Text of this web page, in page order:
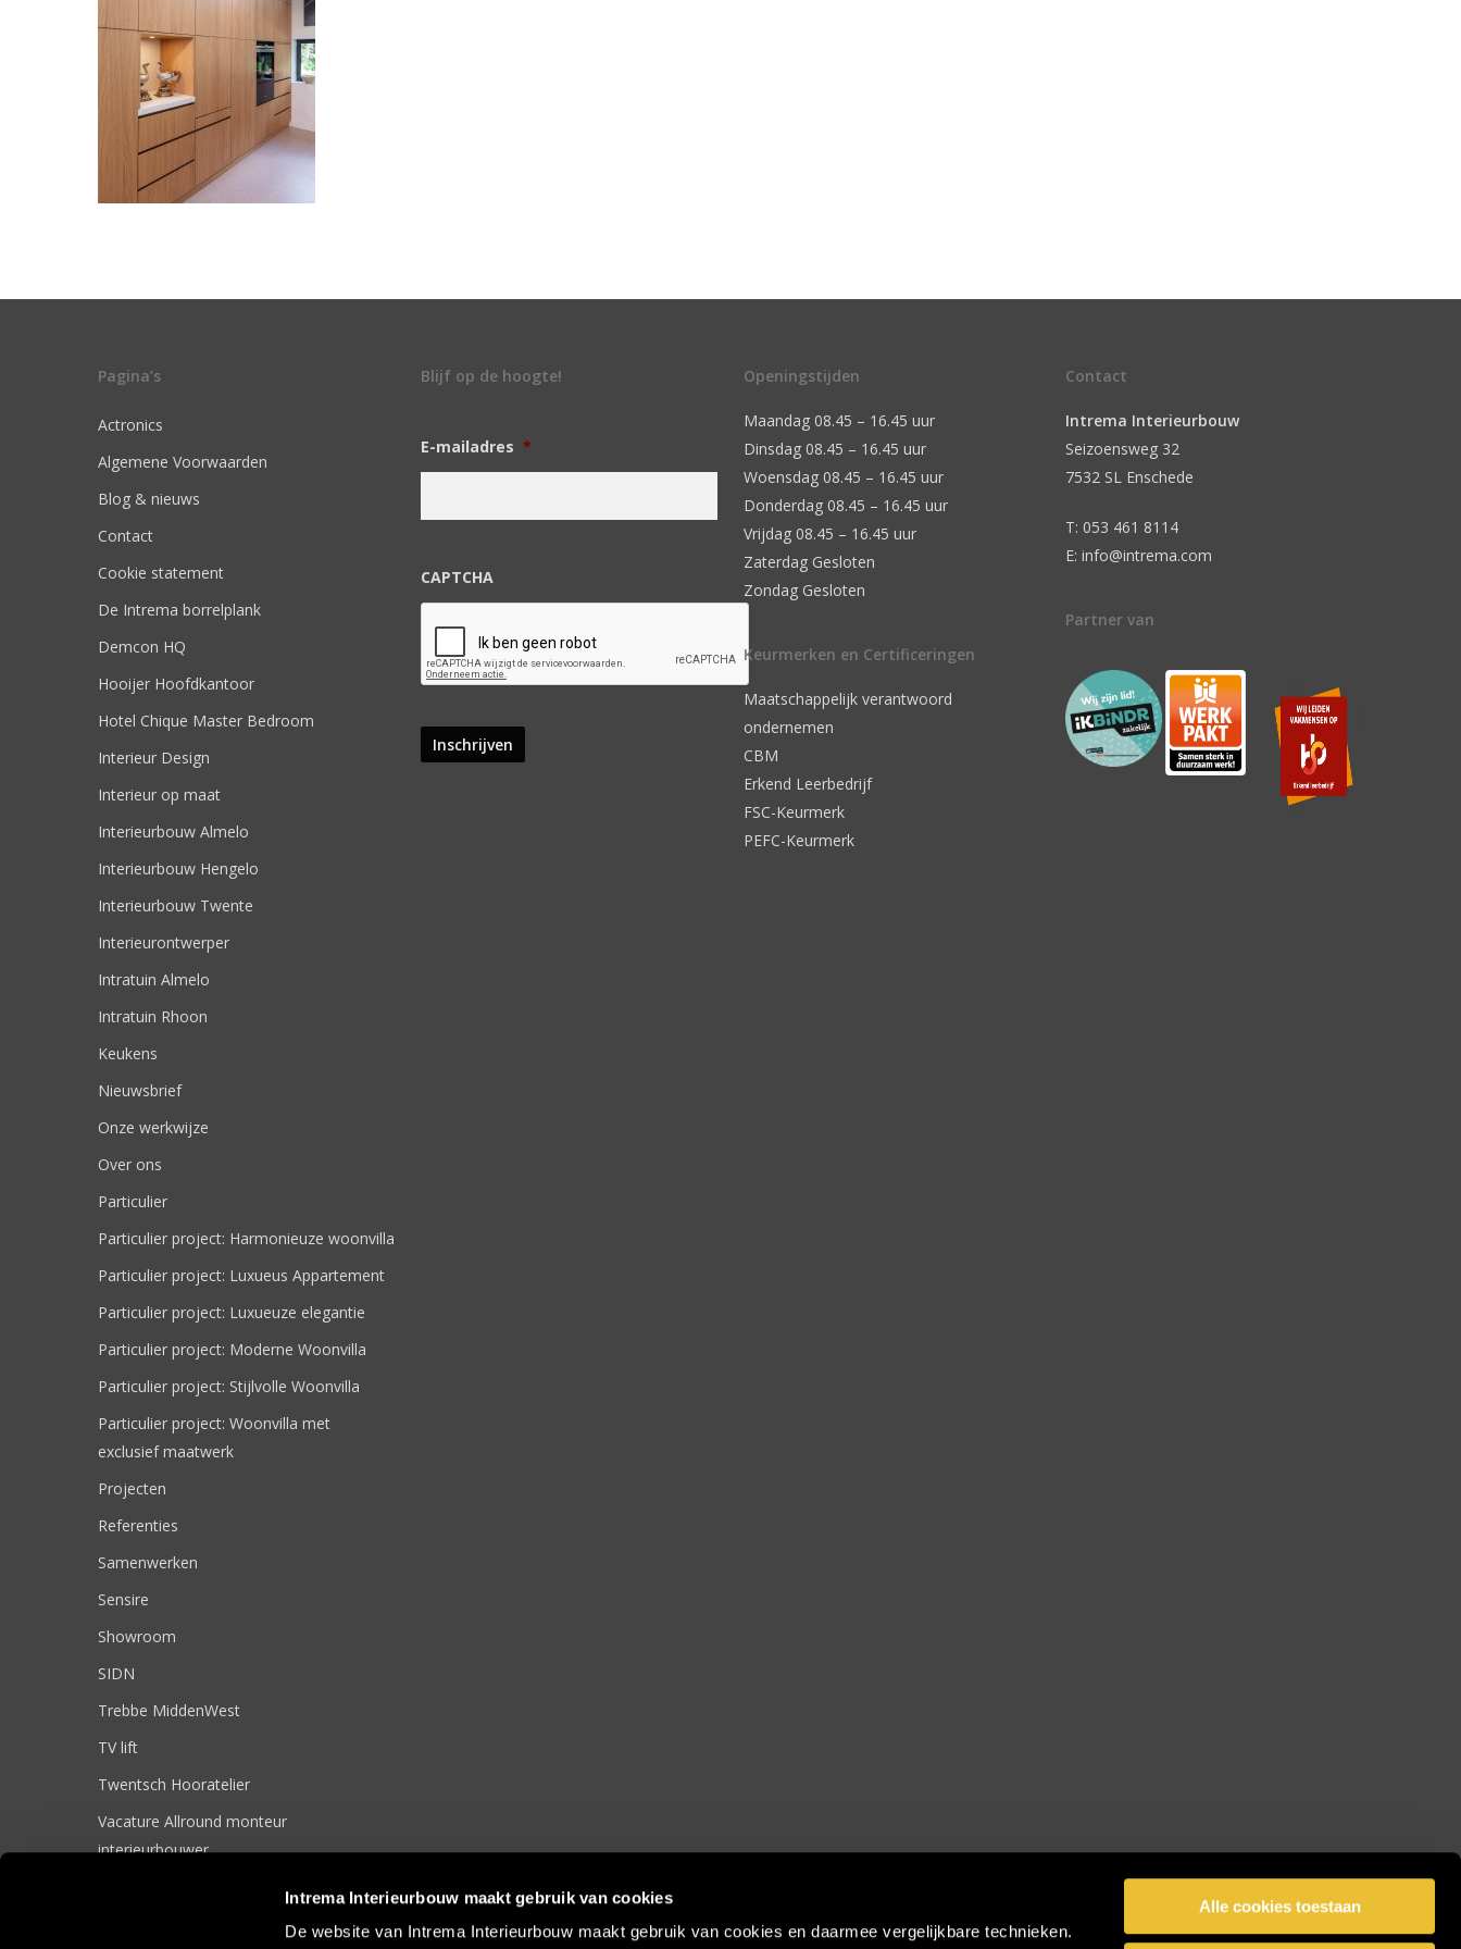
Intrema Interieurbouw maakt gebruik van cookies
De website van Intrema Interieurbouw maakt gebruik van cookies en daarmee vergelijkbare technieken.
Alle cookies toestaan
Pagina’s
Actronics
Algemene Voorwaarden
Blog & nieuws
Contact
Cookie statement
De Intrema borrelplank
Demcon HQ
Hooijer Hoofdkantoor
Hotel Chique Master Bedroom
Interieur Design
Interieur op maat
Interieurbouw Almelo
Interieurbouw Hengelo
Interieurbouw Twente
Interieurontwerper
Intratuin Almelo
Intratuin Rhoon
Keukens
Nieuwsbrief
Onze werkwijze
Over ons
Particulier
Particulier project: Harmonieuze woonvilla
Particulier project: Luxueus Appartement
Particulier project: Luxueuze elegantie
Particulier project: Moderne Woonvilla
Particulier project: Stijlvolle Woonvilla
Particulier project: Woonvilla met
exclusief maatwerk
Projecten
Referenties
Samenwerken
Sensire
Showroom
SIDN
Trebbe MiddenWest
TV lift
Twentsch Hooratelier
Vacature Allround monteur
interieurbouwer
Blijf op de hoogte!
E-mailadres *
CAPTCHA
Openingstijden
Maandag 08.45 – 16.45 uur
Dinsdag 08.45 – 16.45 uur
Woensdag 08.45 – 16.45 uur
Donderdag 08.45 – 16.45 uur
Vrijdag 08.45 – 16.45 uur
Zaterdag Gesloten
Zondag Gesloten
Keurmerken en Certificeringen
Maatschappelijk verantwoord
ondernemen
CBM
Erkend Leerbedrijf
FSC-Keurmerk
PEFC-Keurmerk
Contact
Intrema Interieurbouw
Seizoensweg 32
7532 SL Enschede
T: 053 461 8114
E: info@intrema.com
Partner van